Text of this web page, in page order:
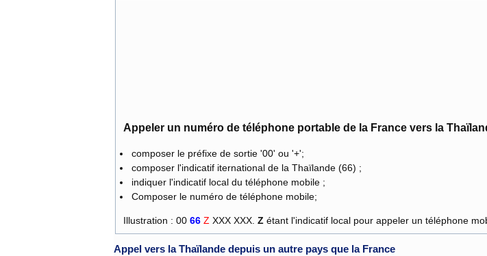
Appeler un numéro de téléphone portable de la France vers la
composer le préfixe de sortie '00' ou '+';
composer l'indicatif iternational de la Thaïlande (66) ;
indiquer l'indicatif local du téléphone mobile ;
Composer le numéro de téléphone mobile;
Illustration : 00 66 Z XXX XXX. Z étant l'indicatif local pour appeler un téléphone
Appel vers la Thaïlande depuis un autre pays que la France